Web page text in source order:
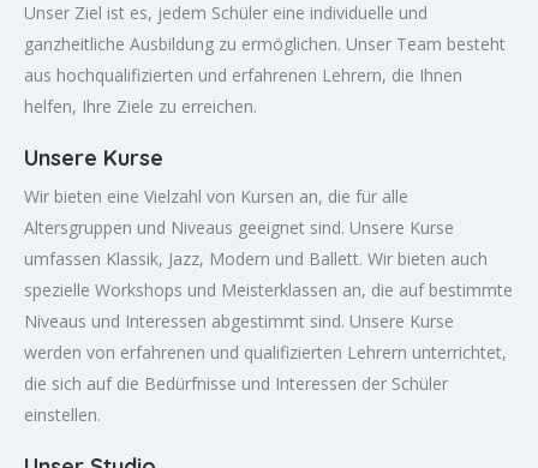
Unser Ziel ist es, jedem Schüler eine individuelle und
ganzheitliche Ausbildung zu ermöglichen. Unser Team besteht
aus hochqualifizierten und erfahrenen Lehrern, die Ihnen
helfen, Ihre Ziele zu erreichen.
Unsere Kurse
Wir bieten eine Vielzahl von Kursen an, die für alle
Altersgruppen und Niveaus geeignet sind. Unsere Kurse
umfassen Klassik, Jazz, Modern und Ballett. Wir bieten auch
spezielle Workshops und Meisterklassen an, die auf bestimmte
Niveaus und Interessen abgestimmt sind. Unsere Kurse
werden von erfahrenen und qualifizierten Lehrern unterrichtet,
die sich auf die Bedürfnisse und Interessen der Schüler
einstellen.